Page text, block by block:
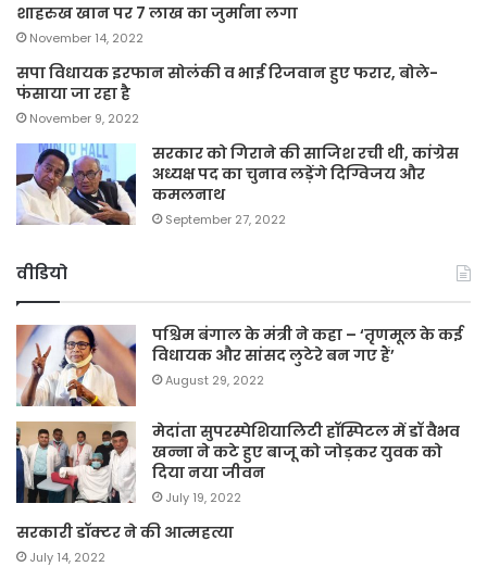
शाहरुख खान पर 7 लाख का जुर्माना लगा
November 14, 2022
सपा विधायक इरफान सोलंकी व भाई रिजवान हुए फरार, बोले-
फंसाया जा रहा है
November 9, 2022
सरकार को गिराने की साजिश रची थी, कांग्रेस
अध्यक्ष पद का चुनाव लड़ेंगे दिग्विजय और
कमलनाथ
September 27, 2022
वीडियो
पश्चिम बंगाल के मंत्री ने कहा – ‘तृणमूल के कई
विधायक और सांसद लुटेरे बन गए हैं’
August 29, 2022
मेदांता सुपरस्पेशियालिटी हॉस्पिटल में डॉ वैभव
खन्ना ने कटे हुए बाजू को जोड़कर युवक को
दिया नया जीवन
July 19, 2022
सरकारी डॉक्टर ने की आत्महत्या
July 14, 2022